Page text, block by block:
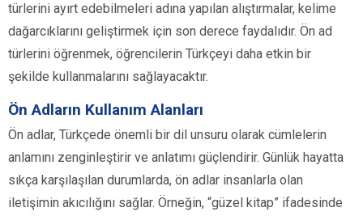
türlerini ayırt edebilmeleri adına yapılan alıştırmalar, kelime
dağarcıklarını geliştirmek için son derece faydalıdır. Ön ad
türlerini öğrenmek, öğrencilerin Türkçeyi daha etkin bir
şekilde kullanmalarını sağlayacaktır.
Ön Adların Kullanım Alanları
Ön adlar, Türkçede önemli bir dil unsuru olarak cümlelerin
anlamını zenginleştirir ve anlatımı güçlendirir. Günlük hayatta
sıkça karşılaşılan durumlarda, ön adlar insanlarla olan
iletişimin akıcılığını sağlar. Örneğin, “güzel kitap” ifadesinde